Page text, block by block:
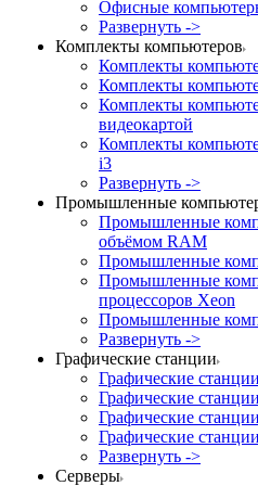
Офисные
Развернуть ->
Комплекты компьютеров
Комплекты
Комплекты
Комплекты
видеокартой
Комплекты
i3
Развернуть ->
Промышленные
Промышленные
объёмом RAM
Промышленные
Промышленные
процессоров Xeon
Промышленные
Развернуть ->
Графические станции
Графические
Графические
Графические
Графические
Развернуть ->
Серверы